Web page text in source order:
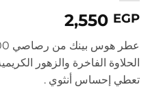
2,550 EGP
الحلاوة الفاخرة والزهور
تعطي إحساس أنثوي .